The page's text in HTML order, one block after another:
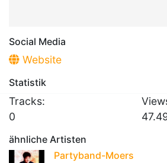
Social Media
Website
Statistik
Tracks:
0
ähnliche Artisten
Partyband-Moers